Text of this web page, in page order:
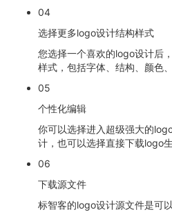
04
选择更多logo设计结构样式
您选择一个喜欢的logo设计后
样式，包括字体、结构、颜色、
05
个性化编辑
你可以选择进入超级强大的
计，也可以选择直接下载logo生
06
下载源文件
标智客的logo设计源文件是可